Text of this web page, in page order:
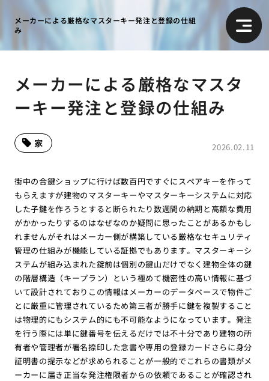
メーカーによる厳格なマスターキー発注と登録の仕組
み
メーカーによる厳格なマスタ
ーキー発注と登録の仕組み
2026.02.11
家
街中の合鍵ショップに行けば数百円ですぐにスペアキーを作って
もらえますが建物のマスターキーやマスターキーシステムに対応
した子鍵を作ろうとすると断られたり数週間の納期と高額な費用
がかかったりするのはなぜなのか疑問に思ったことがあるかもし
れませんがそれはメーカー側が構築している厳格なセキュリティ
管理の仕組みが機能している証拠でもあります。マスターキーシ
ステムが組み込まれた錠前は個別の鍵山だけでなく建物全体の鍵
の階層構造（キープラン）という極めて機密性の高い情報に基づ
いて設計されておりこの情報はメーカーのデータベースで物件ご
とに厳重に管理されているため第三者が勝手に鍵を複製すること
は物理的にもシステム的にも不可能なようになっています。発注
を行う際には単に鍵番号を伝えるだけでは不十分であり建物の所
有者や管理者が署名捺印した念書や専用の登録カードさらに身分
証明書の提示などが求められることが一般的でこれらの書類がメ
ーカーに届き正当な発注権限者からの依頼であることが確認され